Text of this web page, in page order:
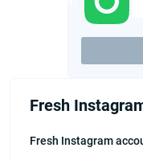
Fresh
Fresh Instagram